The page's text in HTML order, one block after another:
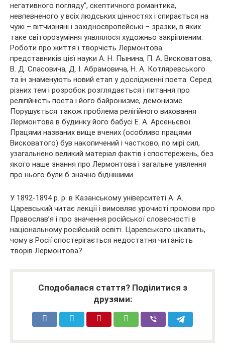
негативного погляду”, скептичного романтика,
невпевненого у всіх людських цінностях і спирається на
чужі – вітчизняні і західноєвропейські – зразки, в яких
таке світорозуміння уявлялося художньо закріпленим.
Роботи про життя і творчість Лермонтова
представників цієї науки А. Н. Пынина, П. А. Висковатова,
В. Д. Спасовича, Д. І. Абрамовича, Н. А. Котляревського
та ін знаменують новий етап у дослідженні поета. Серед
різних тем і розробок розглядається і питання про
релігійність поета і його байронизме, демонизме.
Порушується також проблема релігійного виховання
Лермонтова в будинку його бабусі Е. А. Арсеньєвої.
Працями названих вище вчених (особливо працями
Висковатого) був накопичений і частково, по мірі сил,
узагальнено великий матеріал фактів і спостережень, без
якого наше знання про Лермонтова і загальне уявлення
про нього були б значно біднішими.
У 1892-1894 р. р. в Казанському університеті А. А.
Царевський читає лекції і вимовляє урочисті промови про
Православ’я і про значення російської словесності в
національному російській освіті. Царевського цікавить,
чому в Росії спостерігається недостатня читаність
творів Лермонтова?
Сподобалася стаття? Поділитися з
друзями: